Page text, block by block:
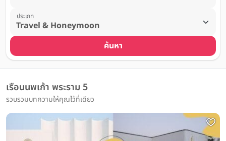
ประเภท
ค้นหา
เรือนนพเก้า พระราม 5
รวบรวมบทความให้คุณไว้ที่เดียว